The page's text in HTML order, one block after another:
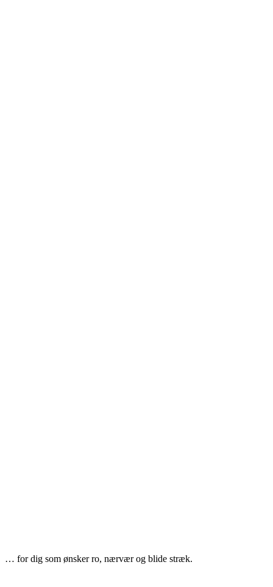
… for dig som ønsker ro, nærvær og blide stræk.